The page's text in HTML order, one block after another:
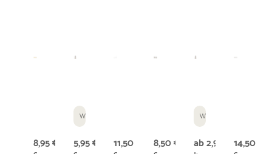
8,95 € *
Weitere Auswahlmöglichkeiten
5,95 € * 11,50 € * 8,50 € *
Weitere
ab 2,95 € *14,50 € *